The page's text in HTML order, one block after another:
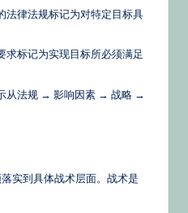
法律法规标记为对特定目标具
求标记为实现目标所必须满足
从法规 → 影响因素 → 战略 →
实到具体战术层面。战术是